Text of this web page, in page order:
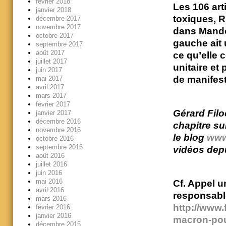
Les 106
toxiques,
dans
gauche ait
ce qu’elle
unitaire et
de
Gérard
chapitre
le blog
vidéos
Cf. Appel
http://
macron-
janvier 2018
décembre 2017
novembre 2017
octobre 2017
septembre 2017
août 2017
juillet 2017
juin 2017
mai 2017
avril 2017
mars 2017
février 2017
janvier 2017
décembre 2016
novembre 2016
octobre 2016
septembre 2016
août 2016
juillet 2016
juin 2016
mai 2016
avril 2016
mars 2016
février 2016
janvier 2016
décembre 2015